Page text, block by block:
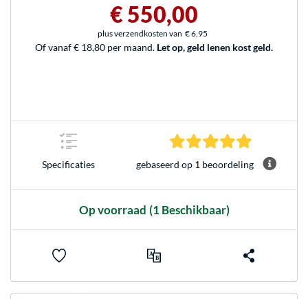
€ 550,00
plus verzendkosten van € 6,95
Of vanaf € 18,80 per maand. Let op, geld lenen kost geld.
Specificaties gebaseerd op 1 beoordeling
Op voorraad (1 Beschikbaar)